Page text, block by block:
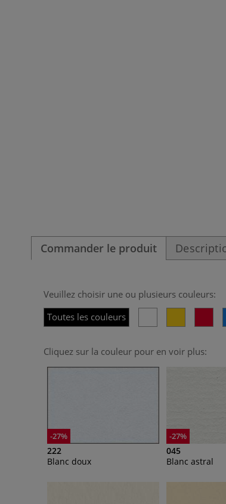
Commander le produit
Veuillez choisir une ou plusieurs couleurs:
Toutes les couleurs
Cliquez sur la couleur pour en voir plus:
-27%
222
Blanc doux
-27%
045
Blanc astral